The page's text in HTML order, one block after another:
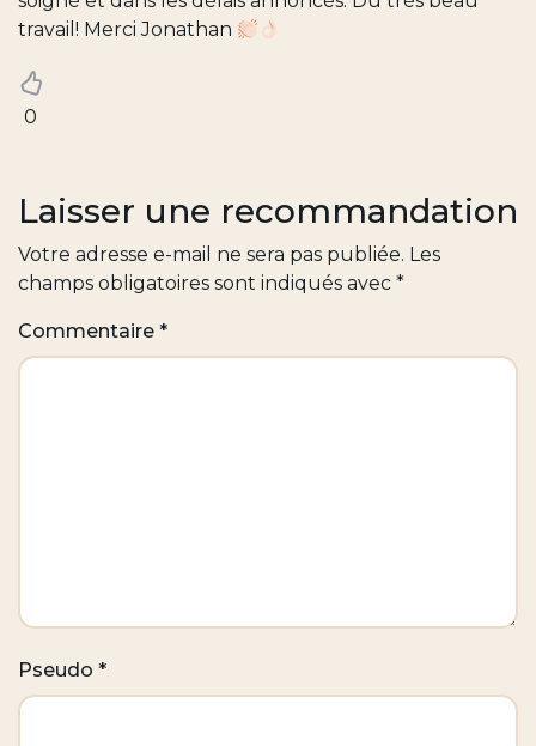
travail! Merci Jonathan
0
Laisser une recommandation
Votre adresse e-mail ne sera pas publiée. Les
champs obligatoires sont indiqués avec *
Commentaire *
Pseudo *